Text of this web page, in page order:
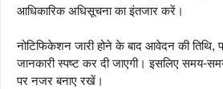
आधिकारिक अधिसूचना का इंतजार करें।
नोटिफिकेशन जारी होने के बाद आवेदन की तिथि,
जानकारी स्पष्ट कर दी जाएगी। इसलिए समय-
पर नजर बनाए रखें।